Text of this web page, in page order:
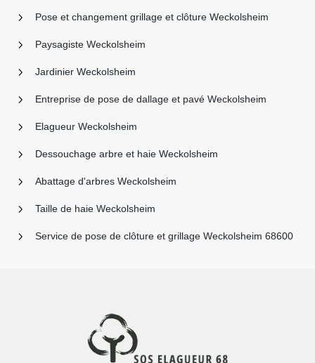
Pose et changement grillage et clôture Weckolsheim
Paysagiste Weckolsheim
Jardinier Weckolsheim
Entreprise de pose de dallage et pavé Weckolsheim
Elagueur Weckolsheim
Dessouchage arbre et haie Weckolsheim
Abattage d'arbres Weckolsheim
Taille de haie Weckolsheim
Service de pose de clôture et grillage Weckolsheim 68600